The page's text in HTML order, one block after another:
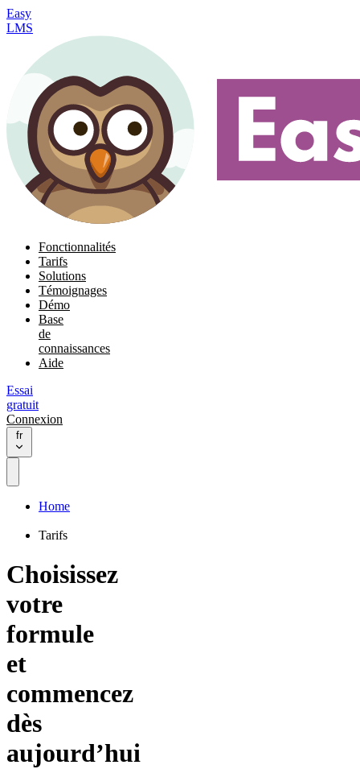
Easy
LMS
Fonctionnalités
Tarifs
Solutions
Témoignages
Démo
Base
de
connaissances
Aide
Essai
gratuit
Connexion
fr
Home
Tarifs
Choisissez
votre
formule
et
commencez
dès
aujourd’hui